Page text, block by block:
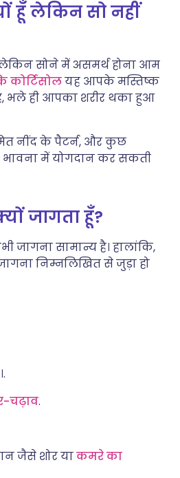
हूँ लेकिन सो नहीं
सोने में असमर्थ होना आम
कोर्टिसोलयह आपके मस्तिष्क
भले ही आपका शरीर थका हुआ
नींद के पैटर्न, और कुछ
भावना में योगदान कर सकती
जागता हूँ?
जागना सामान्य है। हालांकि,
निम्नलिखित से जुड़ा हो
चढ़ाव.
जैसे शोर याकमरे का